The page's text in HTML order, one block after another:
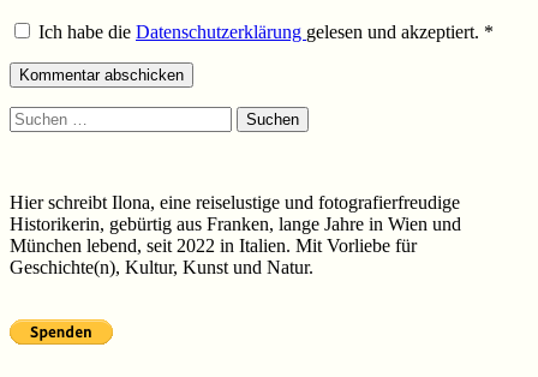
Ich habe die Datenschutzerklärung gelesen und akzeptiert. *
Suchen
nach:
Hier schreibt Ilona, eine reiselustige und fotografierfreudige
Historikerin, gebürtig aus Franken, lange Jahre in Wien und
München lebend, seit 2022 in Italien. Mit Vorliebe für
Geschichte(n), Kultur, Kunst und Natur.